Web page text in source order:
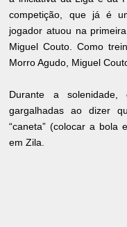
competição, que já é
jogador atuou na
Miguel Couto. Como
Morro Agudo, Miguel
Durante a solenidade,
gargalhadas ao dizer
“caneta” (colocar a bola
em Zila.